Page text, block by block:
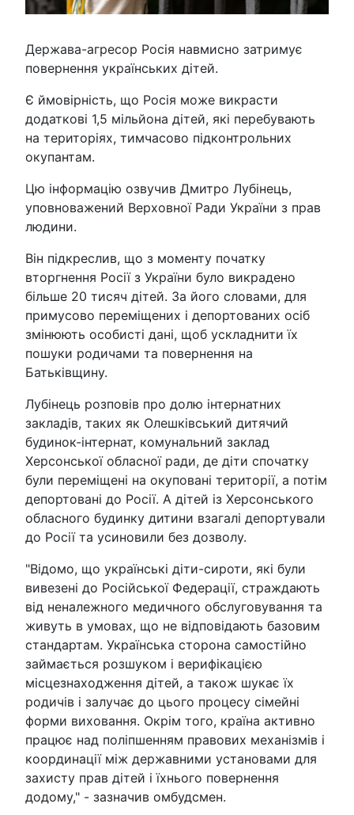
Держава-агресор Росія навмисно затримує
повернення українських дітей.
Є ймовірність, що Росія може викрасти
додаткові 1,5 мільйона дітей, які перебувають
на територіях, тимчасово підконтрольних
окупантам.
Цю інформацію озвучив Дмитро Лубінець,
уповноважений Верховної Ради України з прав
людини.
Він підкреслив, що з моменту початку
вторгнення Росії з України було викрадено
більше 20 тисяч дітей. За його словами, для
примусово переміщених і депортованих осіб
змінюють особисті дані, щоб ускладнити їх
пошуки родичами та повернення на
Батьківщину.
Лубінець розповів про долю інтернатних
закладів, таких як Олешківський дитячий
будинок-інтернат, комунальний заклад
Херсонської обласної ради, де діти спочатку
були переміщені на окуповані території, а потім
депортовані до Росії. А дітей із Херсонського
обласного будинку дитини взагалі депортували
до Росії та усиновили без дозволу.
"Відомо, що українські діти-сироти, які були
вивезені до Російської Федерації, страждають
від неналежного медичного обслуговування та
живуть в умовах, що не відповідають базовим
стандартам. Українська сторона самостійно
займається розшуком і верифікацією
місцезнаходження дітей, а також шукає їх
родичів і залучає до цього процесу сімейні
форми виховання. Окрім того, країна активно
працює над поліпшенням правових механізмів і
координації між державними установами для
захисту прав дітей і їхнього повернення
додому," - зазначив омбудсмен.